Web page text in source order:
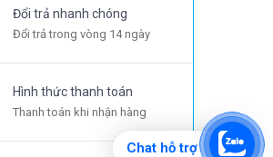
Đổi trả nhanh chóng
Đổi trả trong vòng 14 ngày
Hình thức thanh toán
Thanh toán khi nhận hàng
Chat hỗ trợ